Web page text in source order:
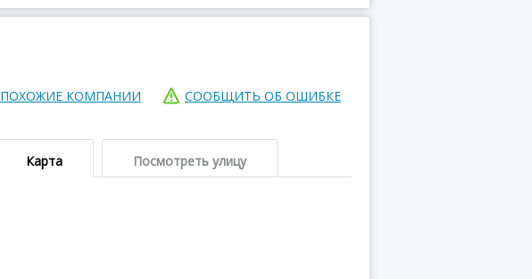
ПОХОЖИЕ КОМПАНИИ СООБЩИТЬ ОБ ОШИБКЕ
Карта Посмотреть улицу